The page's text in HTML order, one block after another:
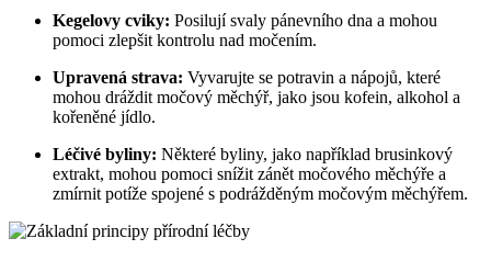
Kegelovy cviky: Posilují svaly pánevního dna a mohou
pomoci ​zlepšit kontrolu nad ‍močením.
Upravená strava: Vyvarujte se potravin a nápojů, které
mohou dráždit​ močový měchýř, jako jsou kofein, alkohol⁣ a
kořeněné jídlo.
Léčivé byliny: Některé byliny, jako například brusinkový
extrakt, mohou pomoci ‍snížit zánět ⁣močového měchýře a​
zmírnit potíže spojené s podrážděným močovým měchýřem.